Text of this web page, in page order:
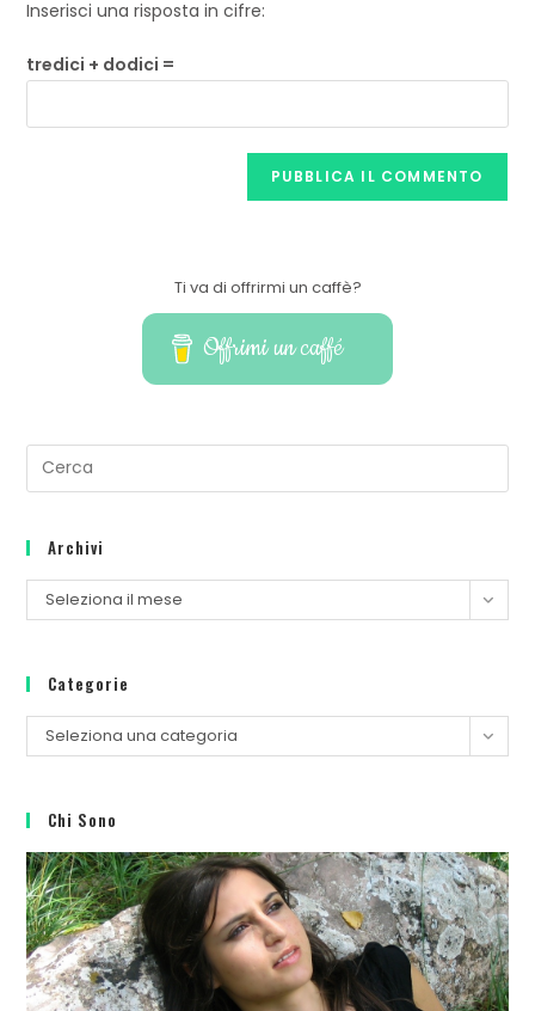
Inserisci una risposta in cifre:
tredici + dodici =
Ti va di offrirmi un caffè?
Offrimi un caffé
Archivi
Seleziona il mese
Categorie
Seleziona una categoria
Chi Sono